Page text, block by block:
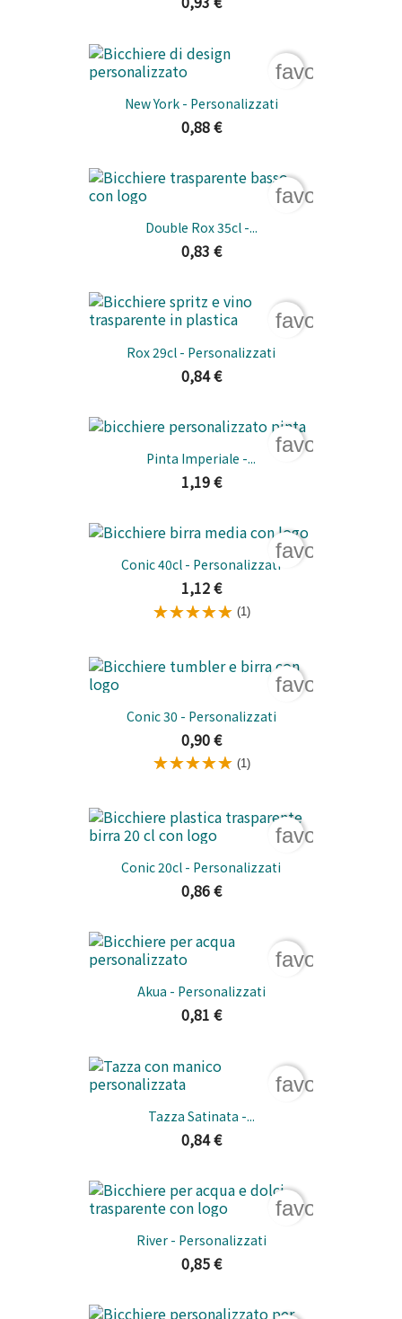
New York - Personalizzati
0,88 €
Double Rox 35cl -...
0,83 €
Rox 29cl - Personalizzati
0,84 €
Pinta Imperiale -...
1,19 €
Conic 40cl - Personalizzati
1,12 €
(1)
Conic 30 - Personalizzati
0,90 €
(1)
Conic 20cl - Personalizzati
0,86 €
Akua - Personalizzati
0,81 €
Tazza Satinata -...
0,84 €
River - Personalizzati
0,85 €